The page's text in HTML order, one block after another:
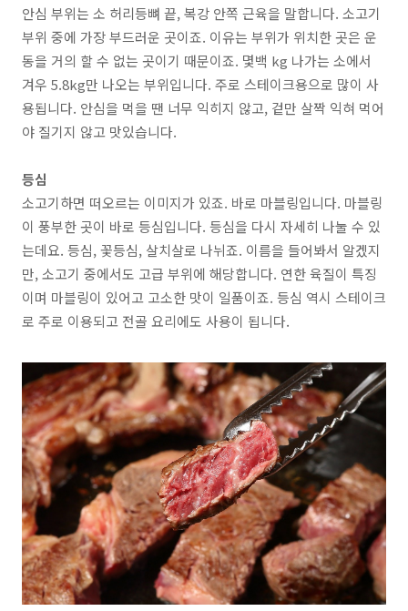
안심 부위는 소 허리등뼈 끝, 복강 안쪽 근육을 말합니다. 소고기
부위 중에 가장 부드러운 곳이죠. 이유는 부위가 위치한 곳은 운
동을 거의 할 수 없는 곳이기 때문이죠. 몇백 kg 나가는 소에서
겨우 5.8kg만 나오는 부위입니다. 주로 스테이크용으로 많이 사
용됩니다. 안심을 먹을 땐 너무 익히지 않고, 겉만 살짝 익혀 먹어
야 질기지 않고 맛있습니다.
등심
소고기하면 떠오르는 이미지가 있죠. 바로 마블링입니다. 마블링
이 풍부한 곳이 바로 등심입니다. 등심을 다시 자세히 나눌 수 있
는데요. 등심, 꽃등심, 살치살로 나뉘죠. 이름을 들어봐서 알겠지
만, 소고기 중에서도 고급 부위에 해당합니다. 연한 육질이 특징
이며 마블링이 있어고 고소한 맛이 일품이죠. 등심 역시 스테이크
로 주로 이용되고 전골 요리에도 사용이 됩니다.